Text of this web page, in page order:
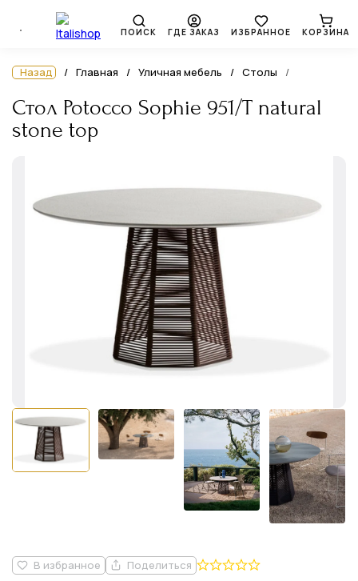
ПОИСК ГДЕ ЗАКАЗ ИЗБРАННОЕ КОРЗИНА
Назад Главная Уличная мебель Столы
Стол Potocco Sophie 951/T natural
stone top
В избранное Поделиться